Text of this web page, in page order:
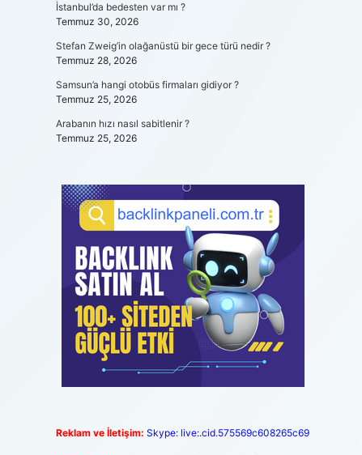
İstanbul’da bedesten var mı ?
Temmuz 30, 2026
Stefan Zweig’in olağanüstü bir gece türü nedir ?
Temmuz 28, 2026
Samsun’a hangi otobüs firmaları gidiyor ?
Temmuz 25, 2026
Arabanın hızı nasıl sabitlenir ?
Temmuz 25, 2026
Reklam ve İletişim: Skype: live:.cid.575569c608265c69